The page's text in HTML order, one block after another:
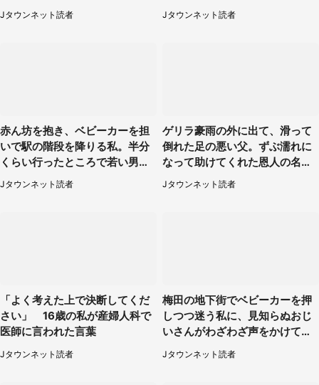
家に助けを求めると、住人の男
性が...」
Jタウンネット読者 Jタウンネット読者
赤ん坊を抱き、ベビーカーを担
いで駅の階段を降りる私。半分
くらい行ったところで若い男性
が...（埼玉県・50代女性）
Jタウンネット読者
ゲリラ豪雨の外に出て、滑って
倒れた足の悪い父。ずぶ濡れに
なって助けてくれた恩人の名前
Jタウンネット読者
「よく考えた上で決断してくだ
さい」 16歳の私が産婦人科で
医師に言われた言葉
Jタウンネット読者
梅田の地下街でベビーカーを押
しつつ迷う私に、見知らぬおじ
いさんがわざわざ声をかけてき
て（兵庫県・30代女性）
Jタウンネット読者